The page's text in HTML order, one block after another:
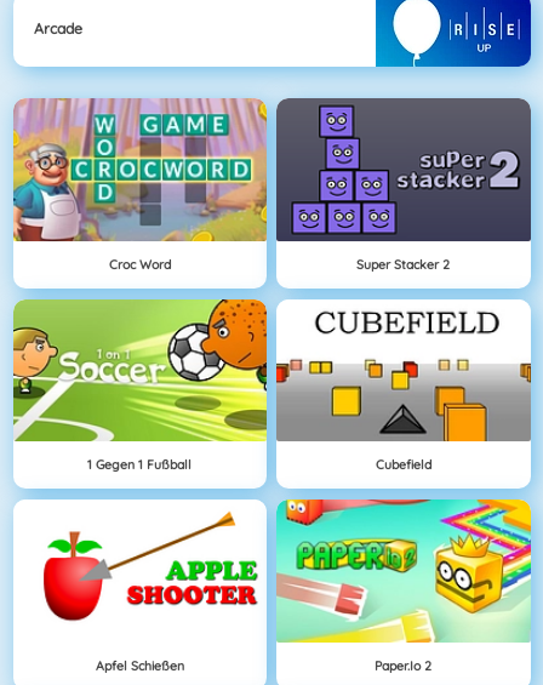
Arcade
Croc Word Super Stacker 2
1 Gegen 1 Fußball Cubefield
Apfel Schießen Paper.io 2